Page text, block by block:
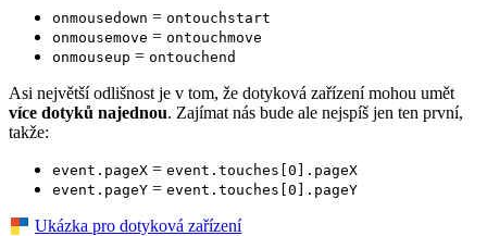
onmousedown = ontouchstart
onmousemove = ontouchmove
onmouseup = ontouchend
Asi největší odlišnost je v tom, že dotyková zařízení mohou umět
více dotyků najednou. Zajímat nás bude ale nejspíš jen ten první,
takže:
event.pageX = event.touches[0].pageX
event.pageY = event.touches[0].pageY
Ukázka pro dotyková zařízení